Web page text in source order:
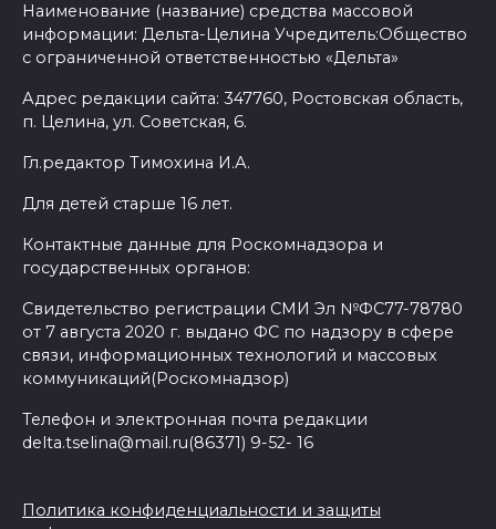
Наименование (название) средства массовой
информации: Дельта-Целина Учредитель:Общество
с ограниченной ответственностью «Дельта»
Адрес редакции сайта: 347760, Ростовская область,
п. Целина, ул. Советская, 6.
Гл.редактор Тимохина И.А.
Для детей старше 16 лет.
Контактные данные для Роскомнадзора и
государственных органов:
Свидетельство регистрации СМИ Эл №ФС77-78780
от 7 августа 2020 г. выдано ФС по надзору в сфере
связи, информационных технологий и массовых
коммуникаций(Роскомнадзор)
Телефон и электронная почта редакции
delta.tselina@mail.ru(86371) 9-52- 16
Политика конфиденциальности и защиты